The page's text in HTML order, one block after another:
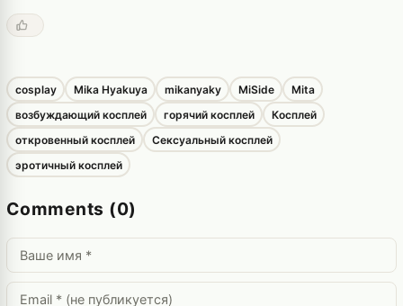
cosplay Mika Hyakuya mikanyaky MiSide
Mita
возбуждающий косплей
горячий косплей
Косплей
откровенный косплей
Сексуальный косплей
эротичный косплей
Comments (0)